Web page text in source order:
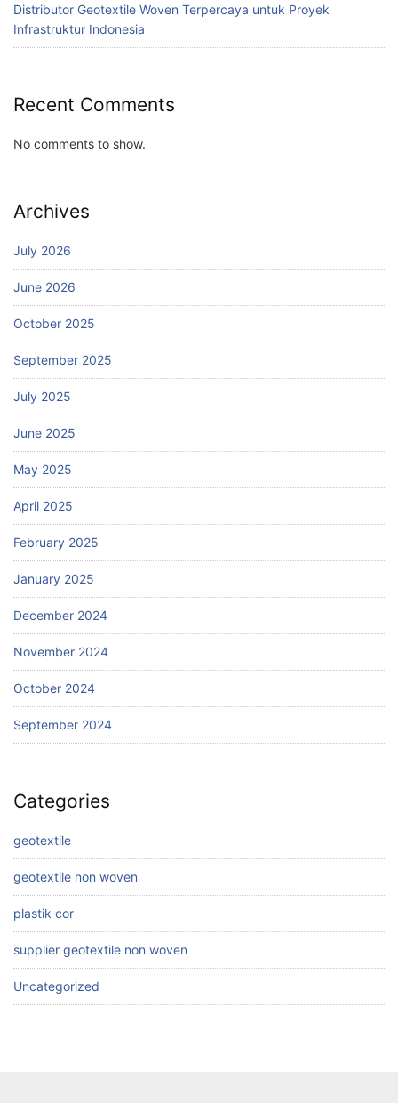
Distributor Geotextile Woven Terpercaya untuk Proyek
Infrastruktur Indonesia
Recent Comments
No comments to show.
Archives
July 2026
June 2026
October 2025
September 2025
July 2025
June 2025
May 2025
April 2025
February 2025
January 2025
December 2024
November 2024
October 2024
September 2024
Categories
geotextile
geotextile non woven
plastik cor
supplier geotextile non woven
Uncategorized